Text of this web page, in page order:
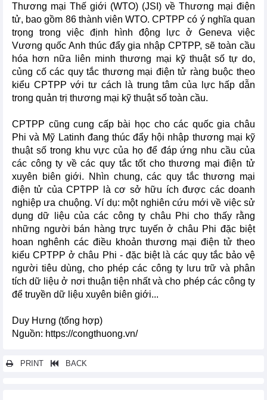
Thương mại Thế giới (WTO) (JSI) về Thương mại điện
tử, bao gồm 86 thành viên WTO. CPTPP có ý nghĩa quan
trọng trong việc định hình động lực ở Geneva việc
Vương quốc Anh thúc đẩy gia nhập CPTPP, sẽ toàn cầu
hóa hơn nữa liên minh thương mại kỹ thuật số tự do,
củng cố các quy tắc thương mại điện tử ràng buộc theo
kiểu CPTPP với tư cách là trung tâm của lực hấp dẫn
trong quản trị thương mại kỹ thuật số toàn cầu.
CPTPP cũng cung cấp bài học cho các quốc gia châu
Phi và Mỹ Latinh đang thúc đẩy hội nhập thương mại kỹ
thuật số trong khu vực của họ để đáp ứng nhu cầu của
các công ty về các quy tắc tốt cho thương mại điện tử
xuyên biên giới. Nhìn chung, các quy tắc thương mại
điện tử của CPTPP là cơ sở hữu ích được các doanh
nghiệp ưa chuộng. Ví dụ: một nghiên cứu mới về việc sử
dụng dữ liệu của các công ty châu Phi cho thấy rằng
những người bán hàng trực tuyến ở châu Phi đặc biệt
hoan nghênh các điều khoản thương mại điện tử theo
kiểu CPTPP ở châu Phi - đặc biệt là các quy tắc bảo vệ
người tiêu dùng, cho phép các công ty lưu trữ và phân
tích dữ liệu ở nơi thuận tiện nhất và cho phép các công ty
để truyền dữ liệu xuyên biên giới...
Duy Hưng (tổng hợp)
Nguồn: https://congthuong.vn/
PRINT BACK